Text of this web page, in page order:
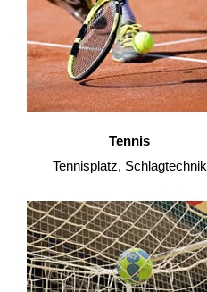
Tennis
Tennisplatz, Schlagtechnik